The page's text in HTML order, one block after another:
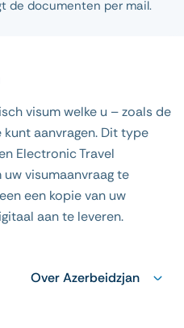
de documenten per mail.
visum welke u – zoals de
kunt aanvragen. Dit type
Electronic Travel
visumaanvraag te
een kopie van uw
aan te leveren.
Over Azerbeidzjan